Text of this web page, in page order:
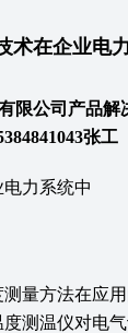
术在企业电
限公司产品解
张工
力系统中
量方法在应
测温仪对电